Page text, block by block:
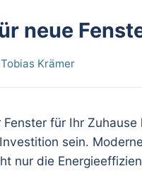
neue
Tobias Krämer
Fenster für Ihr Zuhause
sein.
nur die